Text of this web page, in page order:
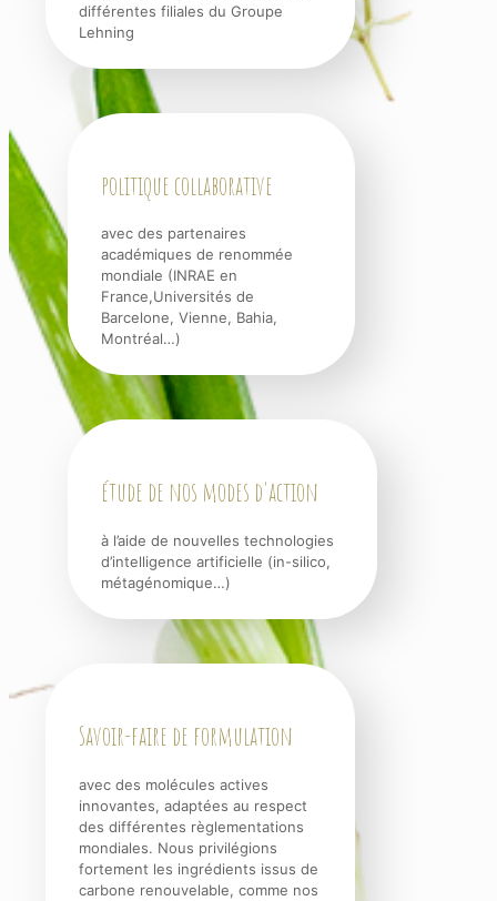
différentes filiales du Groupe
Lehning
politique collaborative
avec des partenaires
académiques de renommée
mondiale (INRAE en
France,Universités de
Barcelone, Vienne, Bahia,
Montréal…)
étude de nos modes d'action
à l’aide de nouvelles technologies
d’intelligence artificielle (in-silico,
métagénomique…)
Savoir-faire de formulation
avec des molécules actives
innovantes, adaptées au respect
des différentes règlementations
mondiales. Nous privilégions
fortement les ingrédients issus de
carbone renouvelable, comme nos